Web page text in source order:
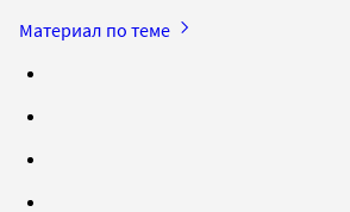
Материал по теме